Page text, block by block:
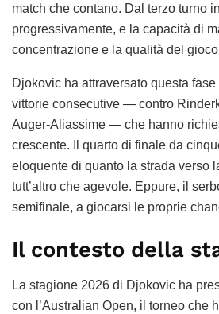
match che contano. Dal terzo turno
progressivamente, e la capacità di
concentrazione e la qualità del
Djokovic ha attraversato questa
vittorie consecutive — contro
Auger-Aliassime — che hanno
crescente. Il quarto di finale da
eloquente di quanto la strada verso
tutt’altro che agevole. Eppure, il
semifinale, a giocarsi le proprie
Il contesto della
La stagione 2026 di Djokovic ha
con l’Australian Open, il torneo che